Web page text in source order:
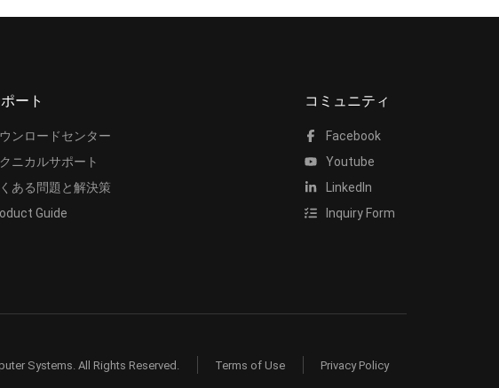
ート
ンロードセンター
ニカルサポート
ある問題と解決策
Guide
コミュニティ
Facebook
Youtube
LinkedIn
Inquiry Form
Systems. All Rights Reserved. Terms of Use Privacy Policy